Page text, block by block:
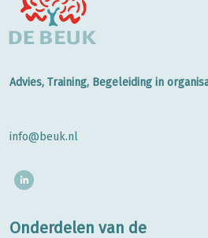
Advies, Training, Begeleiding in
info@beuk.nl
Onderdelen van de